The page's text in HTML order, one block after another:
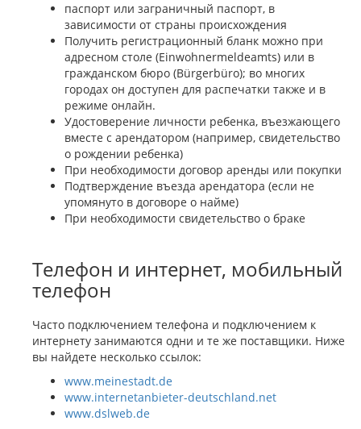
паспорт или заграничный паспорт, в
зависимости от страны происхождения
Получить регистрационный бланк можно при
адресном столе (Einwohnermeldeamts) или в
гражданском бюро (Bürgerbüro); во многих
городах он доступен для распечатки также и в
режиме онлайн.
Удостоверение личности ребенка, въезжающего
вместе с арендатором (например, свидетельство
о рождении ребенка)
При необходимости договор аренды или покупки
Подтверждение въезда арендатора (если не
упомянуто в договоре о найме)
При необходимости свидетельство о браке
Телефон и интернет, мобильный
телефон
Часто подключением телефона и подключением к
интернету занимаются одни и те же поставщики. Ниже
вы найдете несколько ссылок:
www.meinestadt.de
www.internetanbieter-deutschland.net
www.dslweb.de